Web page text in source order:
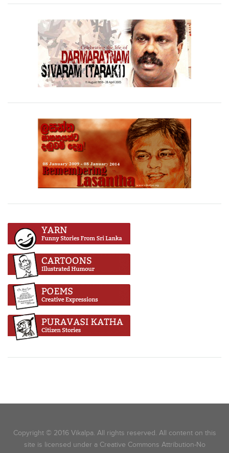
Copyright © 2016 Vikalpa. All rights reserved. All content on this
site is licensed under a Creative Commons Attribution-No